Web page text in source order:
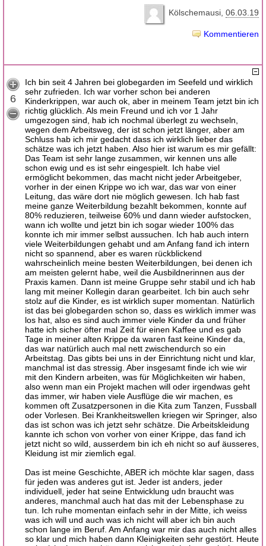
Kölschemausi 06.03.19
Kommentieren
6
Ich bin seit 4 Jahren bei globegarden im Seefeld und wirklich
sehr zufrieden. Ich war vorher schon bei anderen
Kinderkrippen, war auch ok, aber in meinem Team jetzt bin ich
richtig glücklich. Als mein Freund und ich vor 1 Jahr
umgezogen sind, hab ich nochmal überlegt zu wechseln,
wegen dem Arbeitsweg, der ist schon jetzt länger, aber am
Schluss hab ich mir gedacht dass ich wirklich lieber das
schätze was ich jetzt haben. Also hier ist warum es mir gefällt:
Das Team ist sehr lange zusammen, wir kennen uns alle
schon ewig und es ist sehr eingespielt. Ich habe viel
ermöglicht bekommen, das macht nicht jeder Arbeitgeber,
vorher in der einen Krippe wo ich war, das war von einer
Leitung, das wäre dort nie möglich gewesen. Ich hab fast
meine ganze Weiterbildung bezahlt bekommen, konnte auf
80% reduzieren, teilweise 60% und dann wieder aufstocken,
wann ich wollte und jetzt bin ich sogar wieder 100% das
konnte ich mir immer selbst aussuchen. Ich hab auch intern
viele Weiterbildungen gehabt und am Anfang fand ich intern
nicht so spannend, aber es waren rückblickend
wahrscheinlich meine besten Weiterbildungen, bei denen ich
am meisten gelernt habe, weil die Ausbildnerinnen aus der
Praxis kamen. Dann ist meine Gruppe sehr stabil und ich hab
lang mit meiner Kollegin daran gearbeitet. Ich bin auch sehr
stolz auf die Kinder, es ist wirklich super momentan. Natürlich
ist das bei globegarden schon so, dass es wirklich immer was
los hat, also es sind auch immer viele Kinder da und früher
hatte ich sicher öfter mal Zeit für einen Kaffee und es gab
Tage in meiner alten Krippe da waren fast keine Kinder da,
das war natürlich auch mal nett zwischendurch so ein
Arbeitstag. Das gibts bei uns in der Einrichtung nicht und klar,
manchmal ist das stressig. Aber insgesamt finde ich wie wir
mit den Kindern arbeiten, was für Möglichkeiten wir haben,
also wenn man ein Projekt machen will oder irgendwas geht
das immer, wir haben viele Ausflüge die wir machen, es
kommen oft Zusatzpersonen in die Kita zum Tanzen, Fussball
oder Vorlesen. Bei Krankheitswellen kriegen wir Springer, also
das ist schon was ich jetzt sehr schätze. Die Arbeitskleidung
kannte ich schon von vorher von einer Krippe, das fand ich
jetzt nicht so wild, ausserdem bin ich eh nicht so auf äusseres,
Kleidung ist mir ziemlich egal.
Das ist meine Geschichte, ABER ich möchte klar sagen, dass
für jeden was anderes gut ist. Jeder ist anders, jeder
individuell, jeder hat seine Entwicklung udn braucht was
anderes, manchmal auch hat das mit der Lebensphase zu
tun. Ich ruhe momentan einfach sehr in der Mitte, ich weiss
was ich will und auch was ich nicht will aber ich bin auch
schon lange im Beruf. Am Anfang war mir das auch nicht alles
so klar und mich haben dann Kleinigkeiten sehr gestört. Heute